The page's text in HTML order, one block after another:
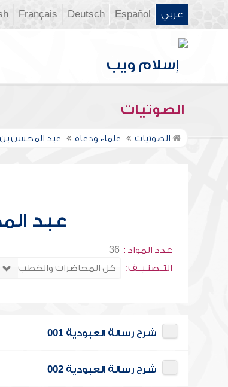
عربي Español
Deutsch
Français
الصوتيات
الصوتيات علماء ودعاة عبد المحسن
عبد
عدد المواد : 36
التــصنـيــف:
شرح رسالة العبودية 001
شرح رسالة العبودية 002